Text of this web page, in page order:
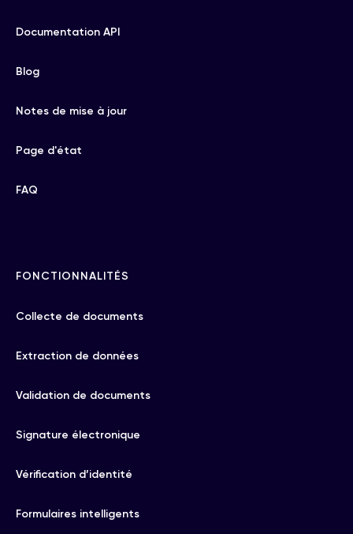
Documentation API
Blog
Notes de mise à jour
Page d'état
FAQ
FONCTIONNALITÉS
Collecte de documents
Extraction de données
Validation de documents
Signature électronique
Vérification d’identité
Formulaires intelligents